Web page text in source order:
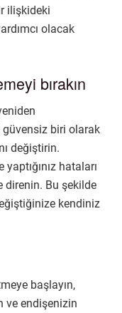
ilişkideki
olacak
bırakın
biri olarak
değiştirin.
hataları
direnin. Bu şekilde
kendiniz
başlayın,
ve endişenizin